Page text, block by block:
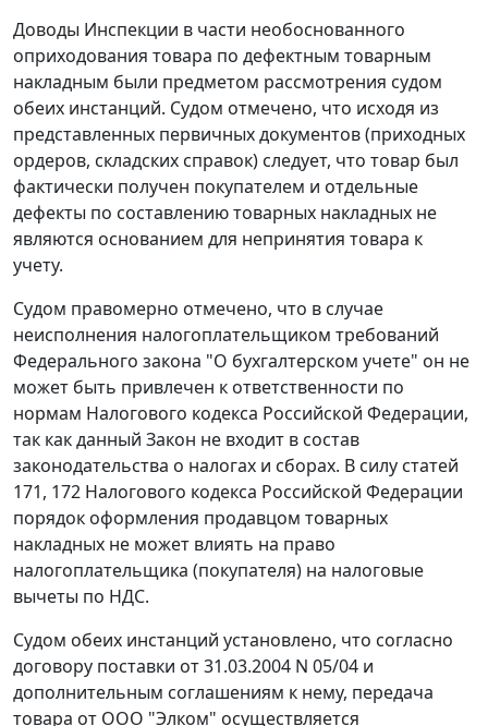
Доводы Инспекции в части необоснованного
оприходования товара по дефектным товарным
накладным были предметом рассмотрения судом
обеих инстанций. Судом отмечено, что исходя из
представленных первичных документов (приходных
ордеров, складских справок) следует, что товар был
фактически получен покупателем и отдельные
дефекты по составлению товарных накладных не
являются основанием для непринятия товара к
учету.
Судом правомерно отмечено, что в случае
неисполнения налогоплательщиком требований
Федерального закона "О бухгалтерском учете" он не
может быть привлечен к ответственности по
нормам Налогового кодекса Российской Федерации,
так как данный Закон не входит в состав
законодательства о налогах и сборах. В силу статей
171, 172 Налогового кодекса Российской Федерации
порядок оформления продавцом товарных
накладных не может влиять на право
налогоплательщика (покупателя) на налоговые
вычеты по НДС.
Судом обеих инстанций установлено, что согласно
договору поставки от 31.03.2004 N 05/04 и
дополнительным соглашениям к нему, передача
товара от ООО "Элком" осуществляется